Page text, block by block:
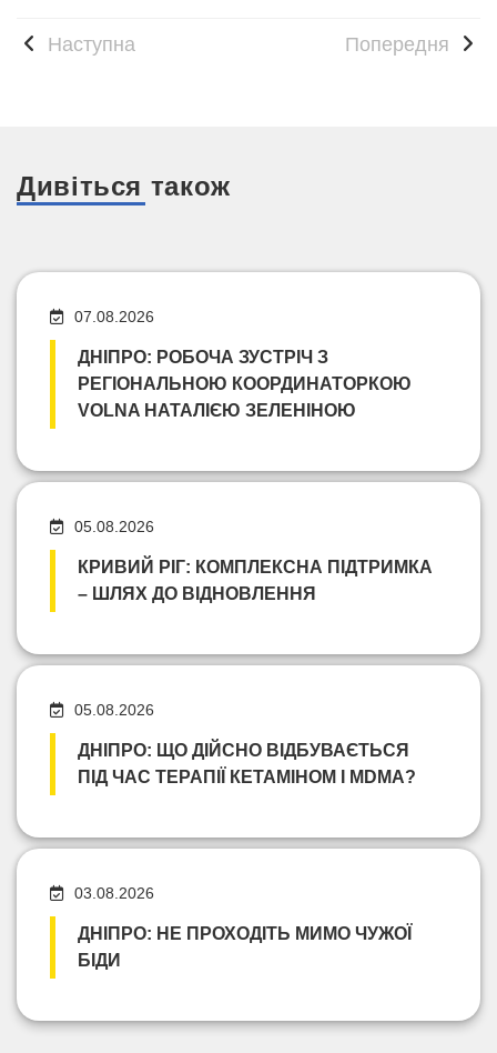
Наступна Попередня
Дивіться також
07.08.2026
ДНІПРО: РОБОЧА ЗУСТРІЧ З
РЕГІОНАЛЬНОЮ КООРДИНАТОРКОЮ
VOLNA НАТАЛІЄЮ ЗЕЛЕНІНОЮ
05.08.2026
КРИВИЙ РІГ: КОМПЛЕКСНА ПІДТРИМКА
– ШЛЯХ ДО ВІДНОВЛЕННЯ
05.08.2026
ДНІПРО: ЩО ДІЙСНО ВІДБУВАЄТЬСЯ
ПІД ЧАС ТЕРАПІЇ КЕТАМІНОМ І MDMA?
03.08.2026
ДНІПРО: НЕ ПРОХОДІТЬ МИМО ЧУЖОЇ
БІДИ